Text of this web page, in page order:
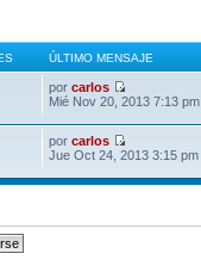
ÚLTIMO MENSAJE
porcarlos
Mié Nov 20, 2013 7:13 pm
porcarlos
Jue Oct 24, 2013 3:15 pm